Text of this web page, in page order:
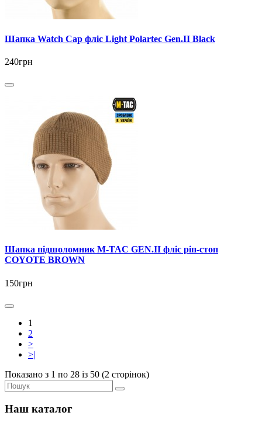
Шапка Watch Cap фліс Light Polartec Gen.II Black
240грн
Шапка підшоломник M-TAC GEN.II фліс ріп-стоп
COYOTE BROWN
150грн
1
2
>
>|
Показано з 1 по 28 із 50 (2 сторінок)
Наш каталог